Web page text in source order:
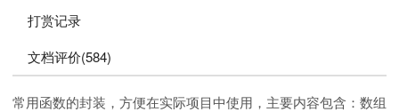
打赏记录
文档评价(584)
常用函数的封装，方便在实际项目中使用，主要内容包含：数组